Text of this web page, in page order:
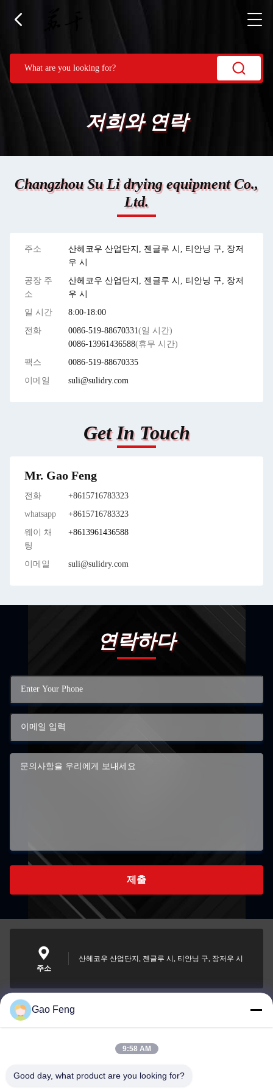
저희와 연락
Changzhou Su Li drying equipment Co.,
Ltd.
주소
산헤코우 산업단지, 젠글루 시, 티안닝 구, 장저
우 시
공장 주
소
산헤코우 산업단지, 젠글루 시, 티안닝 구, 장저
우 시
일 시간
8:00-18:00
전화
0086-519-88670331(일 시간)
0086-13961436588(휴무 시간)
팩스
0086-519-88670335
이메일
suli@sulidry.com
Get In Touch
Mr. Gao Feng
전화
+8615716783323
whatsapp
+8615716783323
웨이 채
팅
+8613961436588
이메일 suli@sulidry.com
연락하다
제출
주소
산헤코우 산업단지, 젠글루 시, 티안닝 구, 장저우 시
suli@sulidry.com
Gao Feng
9:58 AM
Good day, what product are you looking for?